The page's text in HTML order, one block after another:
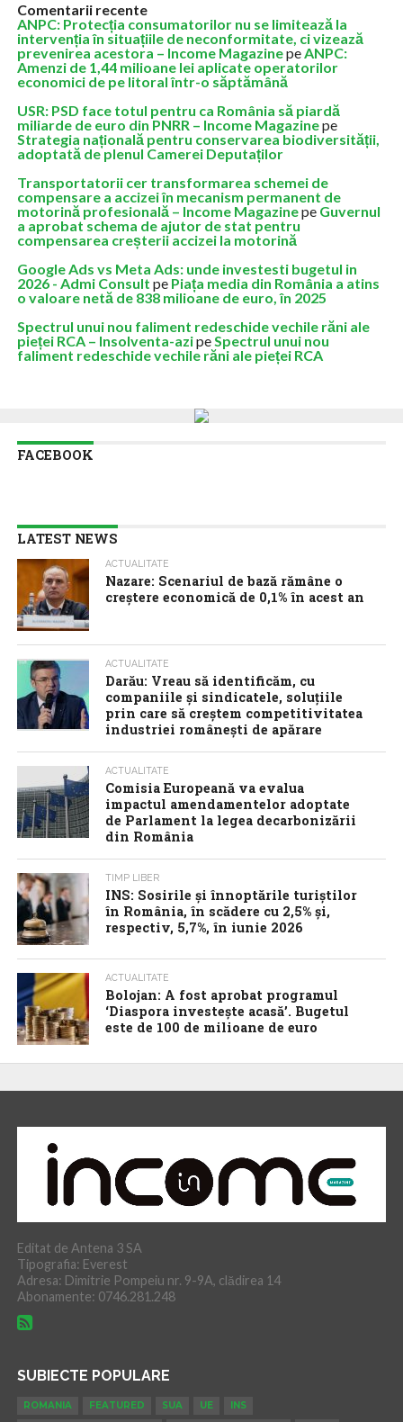
Comentarii recente
ANPC: Protecția consumatorilor nu se limitează la
intervenția în situațiile de neconformitate, ci vizează
prevenirea acestora – Income MagazinepeANPC:
Amenzi de 1,44 milioane lei aplicate operatorilor
economici de pe litoral într-o săptămână
USR: PSD face totul pentru ca România să piardă
miliarde de euro din PNRR – Income Magazinepe
Strategia națională pentru conservarea biodiversității,
adoptată de plenul Camerei Deputaților
Transportatorii cer transformarea schemei de
compensare a accizei în mecanism permanent de
motorină profesională – Income Magazinepe Guvernul
a aprobat schema de ajutor de stat pentru
compensarea creșterii accizei la motorină
Google Ads vs Meta Ads: unde investesti bugetul in
2026 - Admi Consult pe Piața media din România a atins
o valoare netă de 838 milioane de euro, în 2025
Spectrul unui nou faliment redeschide vechile răni ale
pieței RCA – Insolventa-azipeSpectrul unui nou
faliment redeschide vechile răni ale pieței RCA
FACEBOOK
LATEST NEWS
ACTUALITATE
Nazare: Scenariul de bază rămâne o
creștere economică de 0,1% în acest an
ACTUALITATE
Darău: Vreau să identificăm, cu
companiile și sindicatele, soluțiile
prin care să creștem competitivitatea
industriei românești de apărare
ACTUALITATE
Comisia Europeană va evalua
impactul amendamentelor adoptate
de Parlament la legea decarbonizării
din România
TIMP LIBER
INS: Sosirile și înnoptările turiștilor
în România, în scădere cu 2,5% și,
respectiv, 5,7%, în iunie 2026
ACTUALITATE
Bolojan: A fost aprobat programul
‘Diaspora investește acasă’. Bugetul
este de 100 de milioane de euro
Editat de Antena 3 SA
Tipografia: Everest
Adresa: Dimitrie Pompeiu nr. 9-9A, clădirea 14
Abonamente: 0746.281.248
SUBIECTE POPULARE
ROMANIA FEATURED SUA UE INS